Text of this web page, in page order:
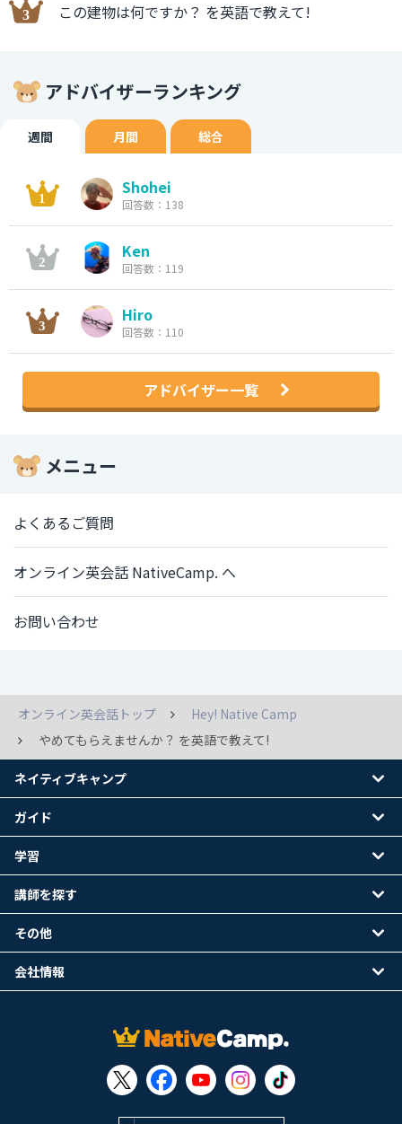
この建物は何ですか？ を英語で教えて!
アドバイザーランキング
週間 月間 総合
Shohei
回答数：138
Ken
回答数：119
Hiro
回答数：110
アドバイザー一覧
メニュー
よくあるご質問
オンライン英会話 NativeCamp. へ
お問い合わせ
オンライン英会話トップ
Hey! Native Camp
やめてもらえませんか？ を英語で教えて!
ネイティブキャンプ
ガイド
学習
講師を探す
その他
会社情報